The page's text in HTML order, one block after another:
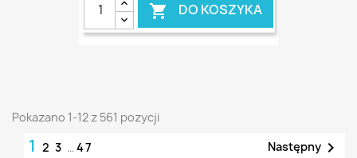
 DO KOSZYKA
Pokazano 1-12 z 561 pozycji
1 2 3 … 47 Następny 